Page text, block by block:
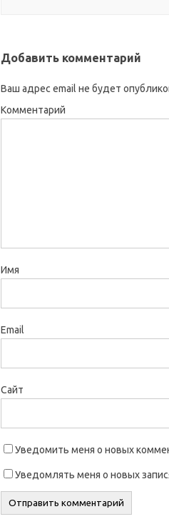
Добавить комментарий
Ваш адрес email не будет
Комментарий
Имя
Email
Сайт
Уведомить меня о новых
Уведомлять меня о новых